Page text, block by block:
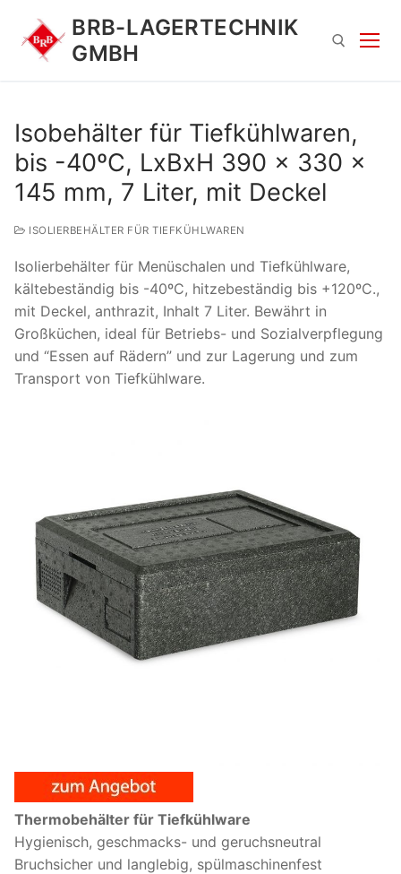
Inhalt
springen
BRB-LAGERTECHNIK
GMBH
Suchen
nach:
Isobehälter für Tiefkühlwaren,
bis -40ºC, LxBxH 390 x 330 x
145 mm, 7 Liter, mit Deckel
ISOLIERBEHÄLTER FÜR TIEFKÜHLWAREN
Isolierbehälter für Menüschalen und Tiefkühlware,
kältebeständig bis -40ºC, hitzebeständig bis +120ºC.,
mit Deckel, anthrazit, Inhalt 7 Liter. Bewährt in
Großküchen, ideal für Betriebs- und Sozialverpflegung
und “Essen auf Rädern” und zur Lagerung und zum
Transport von Tiefkühlware.
Thermobehälter für Tiefkühlware
Hygienisch, geschmacks- und geruchsneutral
Bruchsicher und langlebig, spülmaschinenfest